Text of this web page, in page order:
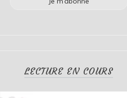
LECTURE EN COURS